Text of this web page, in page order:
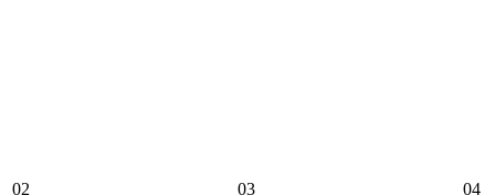
02 03 04